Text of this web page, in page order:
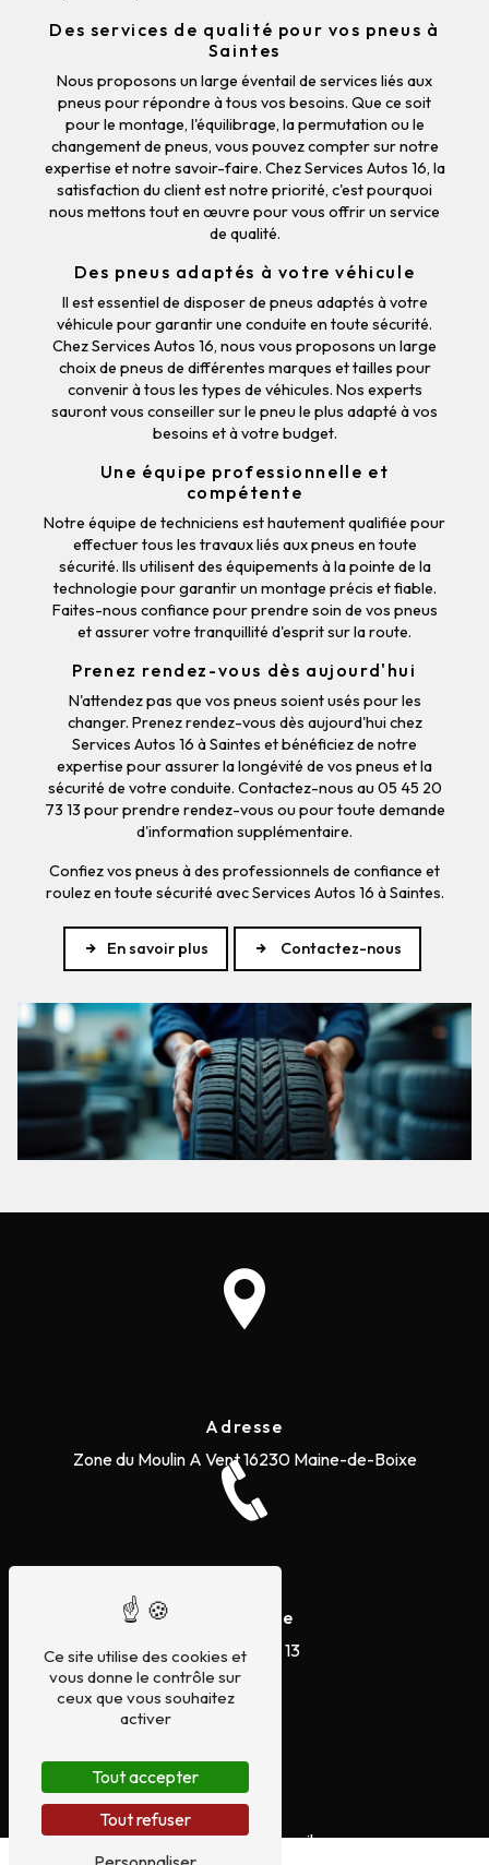
Des services de qualité pour vos pneus à
Saintes
Nous proposons un large éventail de services liés aux
pneus pour répondre à tous vos besoins. Que ce soit
pour le montage, l'équilibrage, la permutation ou le
changement de pneus, vous pouvez compter sur notre
expertise et notre savoir-faire. Chez Services Autos 16, la
satisfaction du client est notre priorité, c'est pourquoi
nous mettons tout en œuvre pour vous offrir un service
de qualité.
Des pneus adaptés à votre véhicule
Il est essentiel de disposer de pneus adaptés à votre
véhicule pour garantir une conduite en toute sécurité.
Chez Services Autos 16, nous vous proposons un large
choix de pneus de différentes marques et tailles pour
convenir à tous les types de véhicules. Nos experts
sauront vous conseiller sur le pneu le plus adapté à vos
besoins et à votre budget.
Une équipe professionnelle et
compétente
Notre équipe de techniciens est hautement qualifiée pour
effectuer tous les travaux liés aux pneus en toute
sécurité. Ils utilisent des équipements à la pointe de la
technologie pour garantir un montage précis et fiable.
Faites-nous confiance pour prendre soin de vos pneus
et assurer votre tranquillité d'esprit sur la route.
Prenez rendez-vous dès aujourd'hui
N'attendez pas que vos pneus soient usés pour les
changer. Prenez rendez-vous dès aujourd'hui chez
Services Autos 16 à Saintes et bénéficiez de notre
expertise pour assurer la longévité de vos pneus et la
sécurité de votre conduite. Contactez-nous au 05 45 20
73 13 pour prendre rendez-vous ou pour toute demande
d'information supplémentaire.
Confiez vos pneus à des professionnels de confiance et
roulez en toute sécurité avec Services Autos 16 à Saintes.
En savoir plus Contactez-nous
Adresse
Zone du Moulin A Vent16230 Maine-de-Boixe
Téléphone
05 45 20 73 13
E-mail
servicesautos16@gmail.com
Ce site utilise des cookies et
vous donne le contrôle sur
ceux que vous souhaitez
activer
Tout accepter
Tout refuser